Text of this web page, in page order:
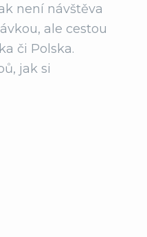
není návštěva
ale cestou
či Polska.
jak si